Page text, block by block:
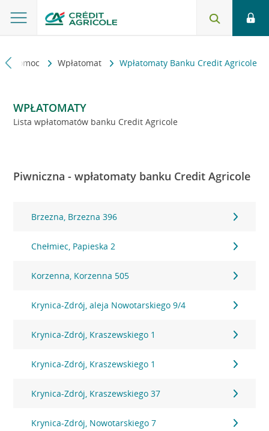
i pomoc Wpłatomat Wpłatomaty Banku Credit Agricole
WPŁATOMATY
Lista wpłatomatów banku Credit Agricole
Piwniczna - wpłatomaty banku Credit Agricole
Brzezna, Brzezna 396
Chełmiec, Papieska 2
Korzenna, Korzenna 505
Krynica-Zdrój, aleja Nowotarskiego 9/4
Krynica-Zdrój, Kraszewskiego 1
Krynica-Zdrój, Kraszewskiego 1
Krynica-Zdrój, Kraszewskiego 37
Krynica-Zdrój, Nowotarskiego 7